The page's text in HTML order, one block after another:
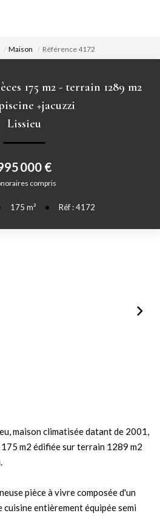
ACCUEIL
ACHETER
biens en vente
immobilière
VENDRE
votre bien
biens vendus
Maison Référence 4172
175 m2 - terrain 1289 m2
+jacuzzi
Lissieu
000 €
compris
175 m² • Réf : 4172
maison climatisée datant de 2001,
m2 édifiée sur terrain 1289 m2
pièce à vivre composée d'un
cuisine entièrement équipée semi